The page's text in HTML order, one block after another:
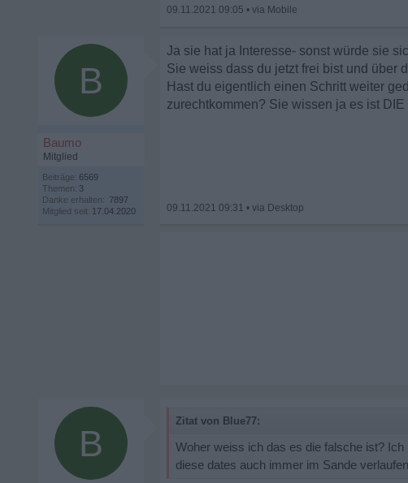
09.11.2021 09:05 •
B
Baumo
Mitglied
Beiträge: 6569
Themen: 3
Danke erhalten: 7897
Mitglied seit: 17.04.2020
Ja sie hat ja Interesse- sonst würde sie
Sie weiss dass du jetzt frei bist und über
Hast du eigentlich einen Schritt weiter
zurechtkommen? Sie wissen ja es ist
09.11.2021 09:31 •
B
Zitat von Blue77:
Woher weiss ich das es die falsche ist?
diese dates auch immer im Sande